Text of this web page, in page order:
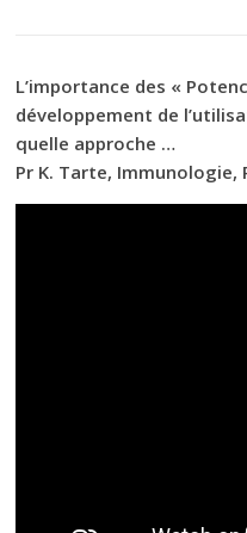
L’importance des «
développement de
quelle approche …
Pr K. Tarte, Immunologie,